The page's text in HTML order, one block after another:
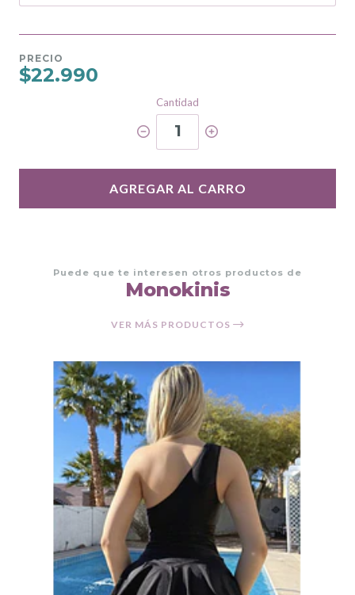
PRECIO
$22.990
Cantidad
1
AGREGAR AL CARRO
Puede que te interesen otros productos de
Monokinis
VER MÁS PRODUCTOS